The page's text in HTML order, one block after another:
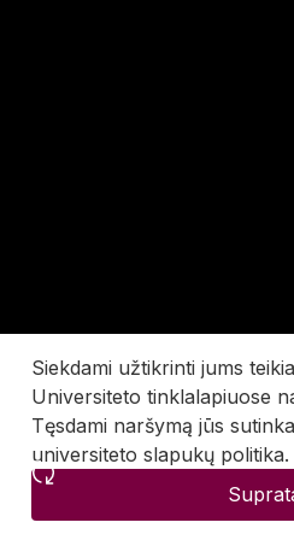
Siekdami užtikrinti jums
Universiteto tinklalapiuose
Tęsdami naršymą jūs
universiteto slapukų politika.